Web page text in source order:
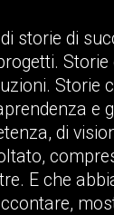
storie di
Storie
Storie
e
di
E che